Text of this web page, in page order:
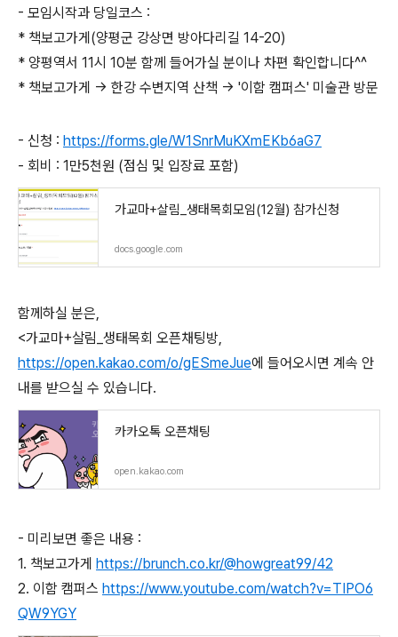
- 모임시작과 당일코스 :
* 책보고가게(양평군 강상면 방아다리길 14-20)
* 양평역서 11시 10분 함께 들어가실 분이나 차편 확인합니다^^
* 책보고가게 -> 한강 수변지역 산책 -> '이함 캠퍼스' 미술관 방문
- 신청 : https://forms.gle/W1SnrMuKXmEKb6aG7
- 회비 : 1만5천원 (점심 및 입장료 포함)
가교마+살림_생태목회모임(12월) 참가신청
docs.google.com
함께하실 분은,
<가교마+살림_생태목회 오픈채팅방,
https://open.kakao.com/o/gESmeJue에 들어오시면 계속 안
내를 받으실 수 있습니다.
카카오톡 오픈채팅
open.kakao.com
- 미리보면 좋은 내용 :
1. 책보고가게 https://brunch.co.kr/@howgreat99/42
2. 이함 캠퍼스 https://www.youtube.com/watch?v=TIPO6
QW9YGY